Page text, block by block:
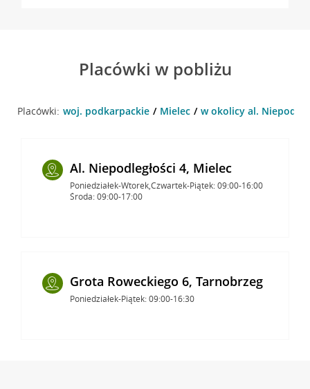
Placówki w pobliżu
Placówki: woj. podkarpackie Mielec w okolicy al.
Al. Niepodległości 4, Mielec
Poniedziałek-Wtorek,Czwartek-Piątek: 09:00-16:00
Środa: 09:00-17:00
Grota Roweckiego 6, Tarnobrzeg
Poniedziałek-Piątek: 09:00-16:30